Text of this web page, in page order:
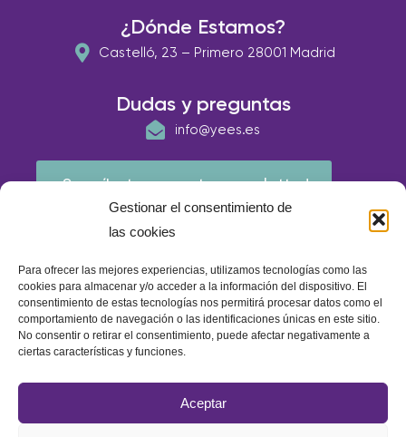
Gestionar el consentimiento de
las cookies
Para ofrecer las mejores experiencias, utilizamos tecnologías como las
cookies para almacenar y/o acceder a la información del dispositivo. El
consentimiento de estas tecnologías nos permitirá procesar datos como el
comportamiento de navegación o las identificaciones únicas en este sitio.
No consentir o retirar el consentimiento, puede afectar negativamente a
ciertas características y funciones.
Aceptar
¿Dónde Estamos?
Castelló, 23 – Primero 28001 Madrid
Dudas y preguntas
info@yees.es
¡Suscríbete a nuestra newsletter!
© E.A.P IBERIA 2026